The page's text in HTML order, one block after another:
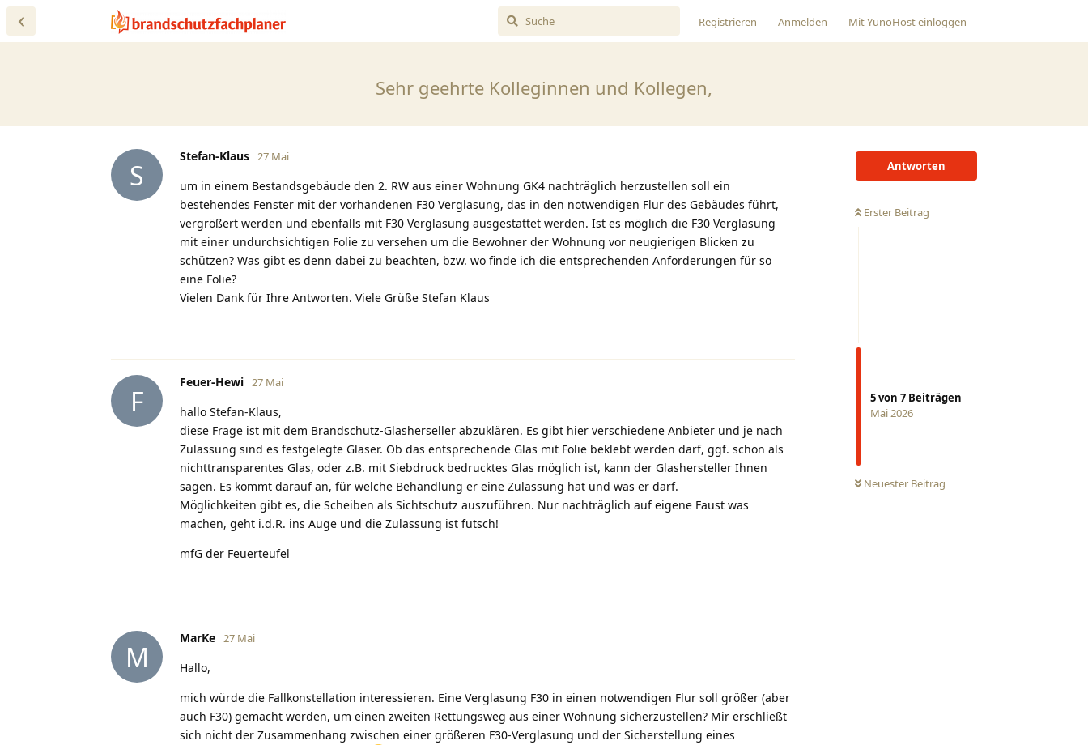
Registrieren Anmelden MitYunoHosteinloggen
Sehr geehrte Kolleginnen und Kollegen,
Antworten
Erster Beitrag
5von 7 Beiträgen
Mai 2026
Neuester Beitrag
S
Stefan-Klaus 27 Mai
um in einem Bestandsgebäude den 2. RW aus einer Wohnung GK4 nachträglich herzustellen soll ein
bestehendes Fenster mit der vorhandenen F30 Verglasung, das in den notwendigen Flur des Gebäudes führt,
vergrößert werden und ebenfalls mit F30 Verglasung ausgestattet werden. Ist es möglich die F30 Verglasung
mit einer undurchsichtigen Folie zu versehen um die Bewohner der Wohnung vor neugierigen Blicken zu
schützen? Was gibt es denn dabei zu beachten, bzw. wo finde ich die entsprechenden Anforderungen für so
eine Folie?
Vielen Dank für Ihre Antworten. Viele Grüße Stefan Klaus
F
Feuer-Hewi 27 Mai
hallo Stefan-Klaus,
diese Frage ist mit dem Brandschutz-Glasherseller abzuklären. Es gibt hier verschiedene Anbieter und je nach
Zulassung sind es festgelegte Gläser. Ob das entsprechende Glas mit Folie beklebt werden darf, ggf. schon als
nichttransparentes Glas, oder z.B. mit Siebdruck bedrucktes Glas möglich ist, kann der Glashersteller Ihnen
sagen. Es kommt darauf an, für welche Behandlung er eine Zulassung hat und was er darf.
Möglichkeiten gibt es, die Scheiben als Sichtschutz auszuführen. Nur nachträglich auf eigene Faust was
machen, geht i.d.R. ins Auge und die Zulassung ist futsch!
mfG der Feuerteufel
M
MarKe 27 Mai
Hallo,
mich würde die Fallkonstellation interessieren. Eine Verglasung F30 in einen notwendigen Flur soll größer (aber
auch F30) gemacht werden, um einen zweiten Rettungsweg aus einer Wohnung sicherzustellen? Mir erschließt
sich nicht der Zusammenhang zwischen einer größeren F30-Verglasung und der Sicherstellung eines